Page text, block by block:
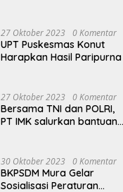
Dalam Bidang Ekonomi
27 Oktober 2023 0 Komentar
UPT Puskesmas Konut
Harapkan Hasil Paripurna
27 Oktober 2023 0 Komentar
Bersama TNI dan POLRI,
PT IMK salurkan bantuan
30 Oktober 2023 0 Komentar
BKPSDM Mura Gelar
Sosialisasi Peraturan